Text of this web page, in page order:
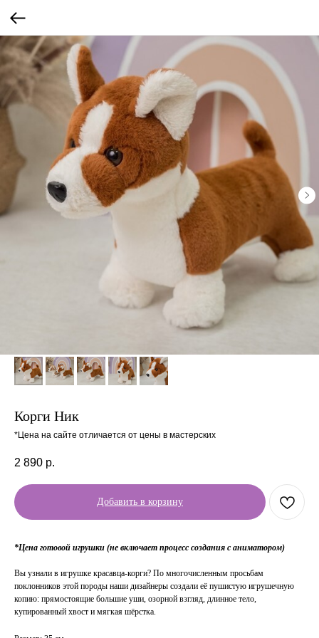
Корги Ник
*Цена на сайте отличается от цены в мастерских
2 890 р.
Добавить в корзину
*Цена готовой игрушки (не включает процесс создания с аниматором)
Вы узнали в игрушке красавца-корги? По многочисленным просьбам
поклонников этой породы наши дизайнеры создали её пушистую игрушечную
копию: прямостоящие большие уши, озорной взгляд, длинное тело,
купированный хвост и мягкая шёрстка.